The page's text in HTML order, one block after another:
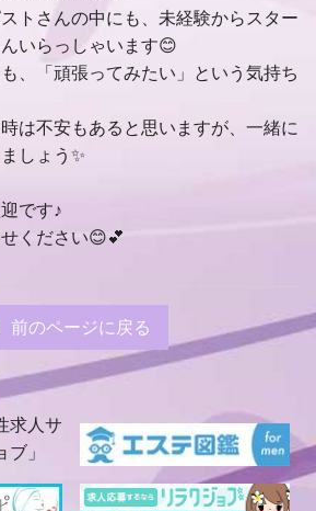
トさんの中にも、未経験からスター
いらっしゃいます😊
、「頑張ってみたい」という気持ち
は不安もあると思いますが、一緒に
しょう✨
です♪
ください😊💕
前のページに戻る